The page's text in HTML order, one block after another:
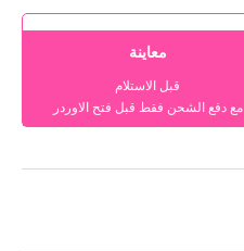
معاينة
قبل الاستلام
مع دفع الشحن فقط قبل فتح الاوردر